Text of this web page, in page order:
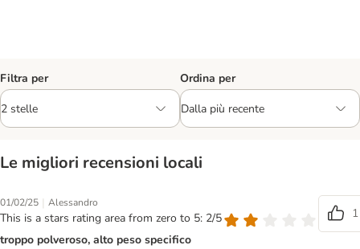
Filtra per Ordina per
Le migliori recensioni locali
01/02/25 | Alessandro
This is a stars rating area from zero to 5: 2/5
1
troppo polveroso, alto peso specifico